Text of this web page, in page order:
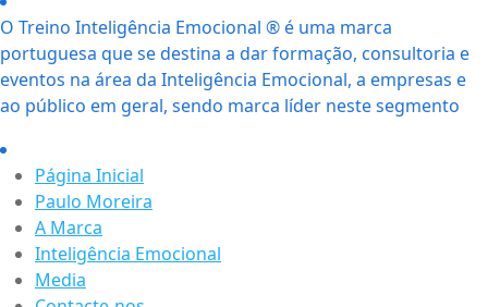
O Treino Inteligência Emocional ® é uma marca
portuguesa que se destina a dar formação, consultoria e
eventos na área da Inteligência Emocional, a empresas e
ao público em geral, sendo marca líder neste segmento
Página Inicial
Paulo Moreira
A Marca
Inteligência Emocional
Media